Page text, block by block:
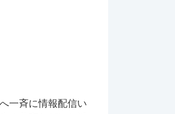
一斉に情報配信い